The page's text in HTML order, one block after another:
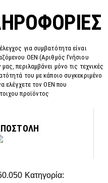
για συμβατότητα είναι
OEN (Αριθμός Γνήσιου
περιλαμβάνει μόνο τις τεχνικές
του με κάποιο συγκεκριμένο
ελέγχετε τον OEN που
προϊόντος
Κατηγορία: